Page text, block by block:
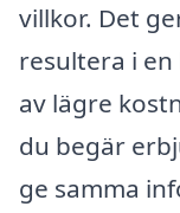
villkor. Det
resultera i
av lägre
du begär
ge samma